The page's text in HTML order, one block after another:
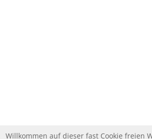
Willkommen auf dieser fast Cookie freien